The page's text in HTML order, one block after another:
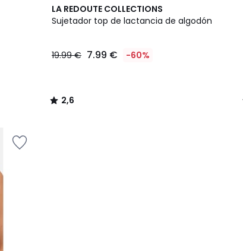
LA REDOUTE COLLECTIONS
Sujetador top de lactancia de algodón
19.99 € 7.99 € -60%
2,6
/ 5
2,6
/